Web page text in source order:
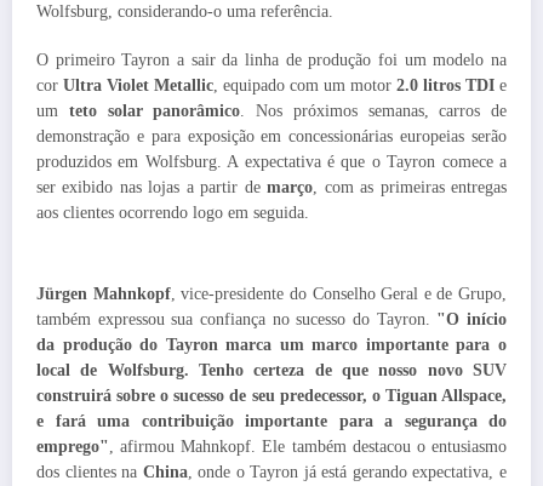
Wolfsburg, considerando-o uma referência.
O primeiro Tayron a sair da linha de produção foi um modelo na
cor Ultra Violet Metallic , equipado com um motor 2.0 litros TDI e
um teto solar panorâmico . Nos próximos semanas, carros de
demonstração e para exposição em concessionárias europeias serão
produzidos em Wolfsburg. A expectativa é que o Tayron comece a
ser exibido nas lojas a partir demarço , com as primeiras entregas
aos clientes ocorrendo logo em seguida.
Jürgen Mahnkopf, vice-presidente do Conselho Geral e de Grupo,
também expressou sua confiança no sucesso do Tayron. "O início
da produção do Tayron marca um marco importante para o
local de Wolfsburg. Tenho certeza de que nosso novo SUV
construirá sobre o sucesso de seu predecessor, o Tiguan Allspace,
e fará uma contribuição importante para a segurança do
emprego" , afirmou Mahnkopf. Ele também destacou o entusiasmo
dos clientes na China, onde o Tayron já está gerando expectativa, e